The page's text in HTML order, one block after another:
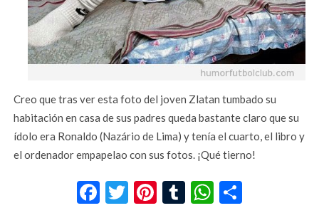
Creo que tras ver esta foto del joven Zlatan tumbado su
habitación en casa de sus padres queda bastante claro que su
ídolo era Ronaldo (Nazário de Lima) y tenía el cuarto, el libro y
el ordenador empapelao con sus fotos. ¡Qué tierno!
Facebook
Twitter
Pinterest
TumblrWhatsApp